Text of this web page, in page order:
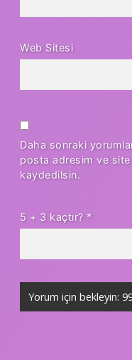
Web Sitesi
Daha sonraki
posta adresim ve site
kaydedilsin.
5 + 3 kaçtır? *